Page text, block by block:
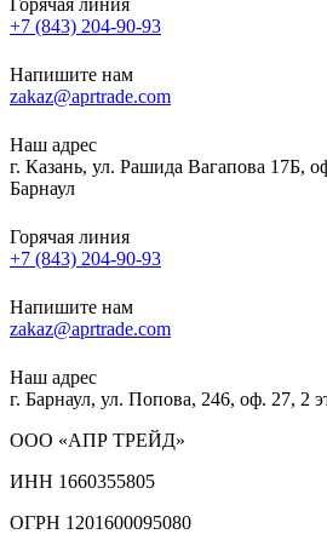
+7 (843) 204-90-93
Напишите нам
zakaz@aprtrade.com
Наш адрес
г. Казань, ул. Рашида Вагапова 17Б,
Барнаул
Горячая линия
+7 (843) 204-90-93
Напишите нам
zakaz@aprtrade.com
Наш адрес
г. Барнаул, ул. Попова, 246, оф. 27, 2
ООО «АПР ТРЕЙД»
ИНН 1660355805
ОГРН 1201600095080